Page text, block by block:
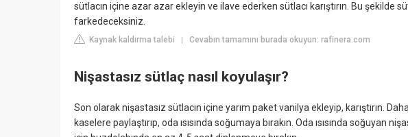
sütlacın içine azar azar ekleyin ve ilave ederken sütlacı karıştırın. Bu şekilde
farkedeceksiniz.
Kaynak kaldırma talebi Cevabın tamamını burada okuyun: rafinera.com
Nişastasız sütlaç nasıl koyulaşır?
Son olarak nişastasız sütlacın içine yarım paket vanilya ekleyip, karıştırın.
kaselere paylaştırıp, oda ısısında soğumaya bırakın. Oda ısısında soğuyan